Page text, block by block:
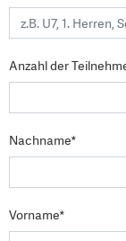
Anzahl der
Nachname*
Vorname*